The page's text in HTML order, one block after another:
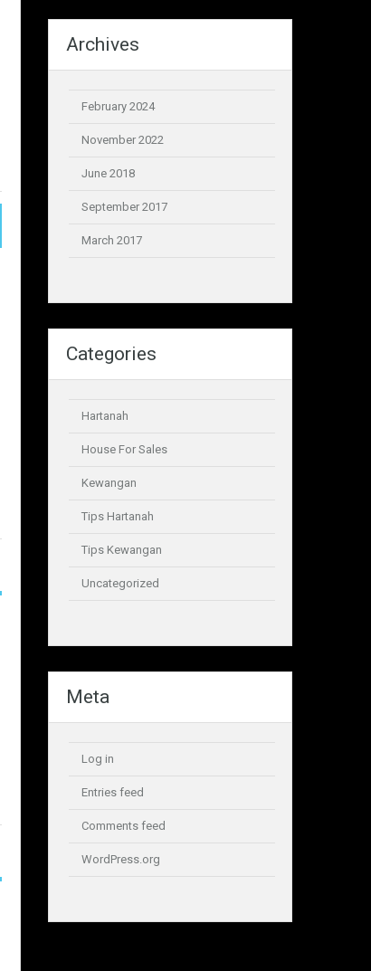
Archives
February 2024
November 2022
June 2018
September 2017
March 2017
Categories
Hartanah
House For Sales
Kewangan
Tips Hartanah
Tips Kewangan
Uncategorized
Meta
Log in
Entries feed
Comments feed
WordPress.org